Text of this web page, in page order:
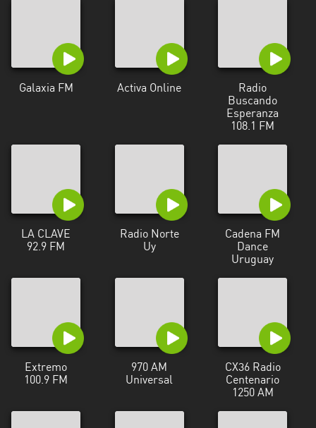
Galaxia FM Activa Online
Radio
Buscando
Esperanza
108.1 FM
LA CLAVE
92.9 FM
Radio Norte
Uy
Cadena FM
Dance
Uruguay
Extremo
100.9 FM
970 AM
Universal
CX36 Radio
Centenario
1250 AM